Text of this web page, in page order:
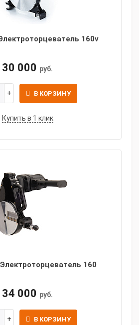
160v
30 000 руб.
В КОРЗИНУ
Купить в 1 клик
160
34 000 руб.
В КОРЗИНУ